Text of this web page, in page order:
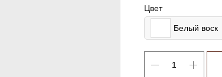
Цвет
Белый воск